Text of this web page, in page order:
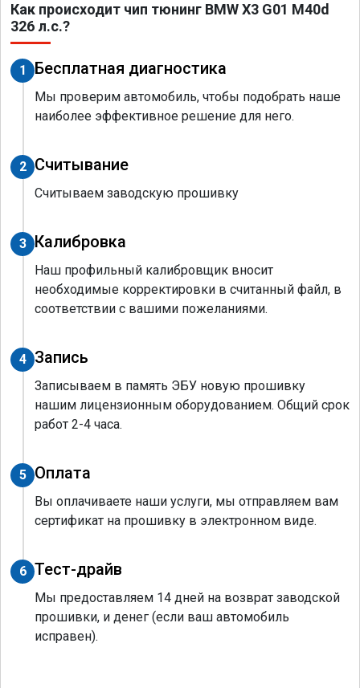
Как происходит чип тюнинг BMW X3 G01 M40d
326 л.с.?
1 Бесплатная диагностика
Мы проверим автомобиль, чтобы подобрать наше
наиболее эффективное решение для него.
2 Считывание
Считываем заводскую прошивку
3 Калибровка
Наш профильный калибровщик вносит
необходимые корректировки в считанный файл, в
соответствии с вашими пожеланиями.
4 Запись
Записываем в память ЭБУ новую прошивку
нашим лицензионным оборудованием. Общий срок
работ 2-4 часа.
5 Оплата
Вы оплачиваете наши услуги, мы отправляем вам
сертификат на прошивку в электронном виде.
6 Тест-драйв
Мы предоставляем 14 дней на возврат заводской
прошивки, и денег (если ваш автомобиль
исправен).